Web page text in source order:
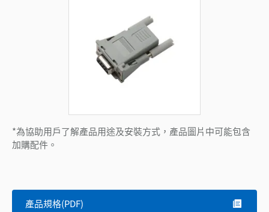
*為協助用戶了解產品用途及安裝方式，產品圖片中可能包含
加購配件。
產品規格(PDF)